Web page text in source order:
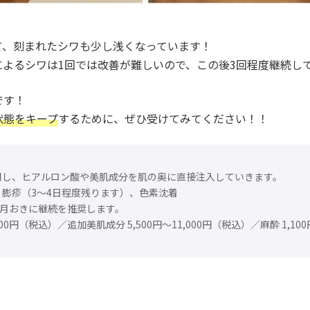
刻まれたシワも少し浅くなっています！
るシワは1回では改善が難しいので、この後3回程度継続し
！
をキープするために、ぜひ受けてみてください！！
、ヒアルロン酸や美肌成分を肌の奥に直接注入していきます。
疹（3～4日程度残ります）、色素沈着
きに継続を推奨します。
円（税込）／追加美肌成分 5,500円〜11,000円（税込）／麻酔 1,100